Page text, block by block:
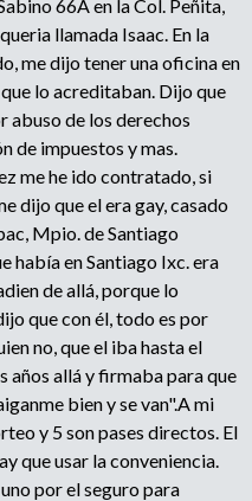
66A en la Col. Peñita,
llamada Isaac. En la
me dijo tener una oficina en
lo acreditaban. Dijo que
abuso de los derechos
de impuestos y mas.
me he ido contratado, si
dijo que el era gay, casado
Mpio. de Santiago
había en Santiago Ixc. era
de allá, porque lo
que con él, todo es por
no, que el iba hasta el
años allá y firmaba para que
bien y se van".A mi
y 5 son pases directos. El
que usar la conveniencia.
por el seguro para